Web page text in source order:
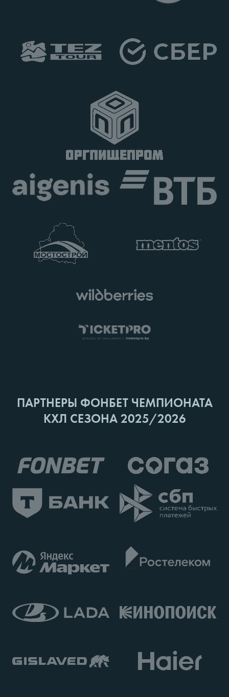
ПАРТНЕРЫ ФОНБЕТ ЧЕМПИОНАТА
КХЛ СЕЗОНА 2025/2026